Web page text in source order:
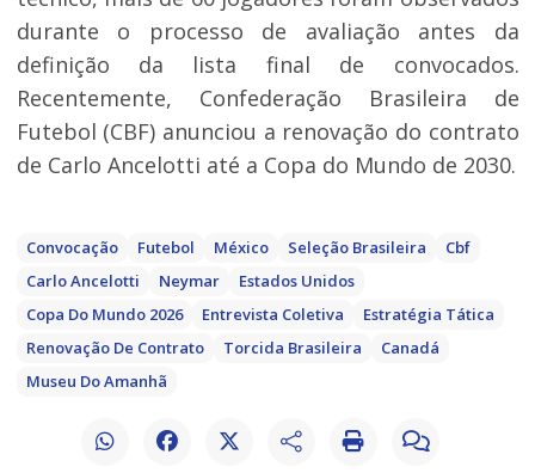
durante o processo de avaliação antes da
definição da lista final de convocados.
Recentemente, Confederação Brasileira de
Futebol (CBF) anunciou a renovação do contrato
de Carlo Ancelotti até a Copa do Mundo de 2030.
Convocação Futebol México Seleção Brasileira
Cbf
Carlo Ancelotti
Neymar
Estados Unidos
Copa Do Mundo 2026
Entrevista Coletiva
Estratégia Tática
Renovação De Contrato
Torcida Brasileira
Canadá
Museu Do Amanhã